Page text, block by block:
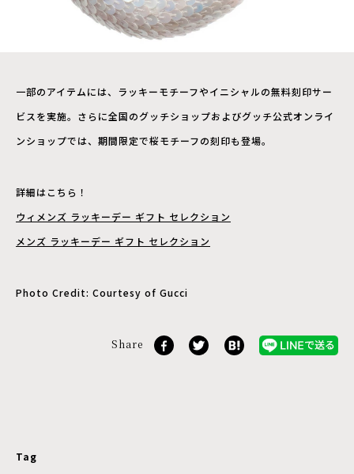
一部のアイテムには、ラッキーモチーフやイニシャルの無料刻印サー
ビスを実施。さらに全国のグッチショップおよびグッチ公式オンライ
ンショップでは、期間限定で桜モチーフの刻印も登場。
詳細はこちら！
ウィメンズ ラッキーデー ギフト セレクション
メンズ ラッキーデー ギフト セレクション
Photo Credit: Courtesy of Gucci
Share
Tag